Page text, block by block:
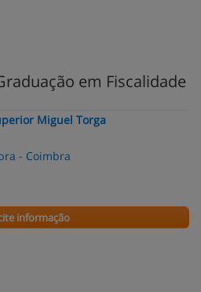
em Fiscalidade
Miguel Torga
- Coimbra
informação